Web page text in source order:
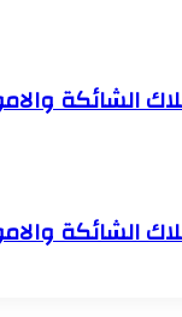
الشائكة
الشائكة